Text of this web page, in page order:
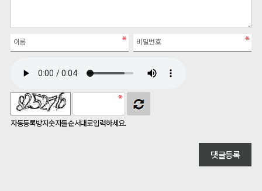
자동등록방지 숫자를 순서대로 입력하세요.